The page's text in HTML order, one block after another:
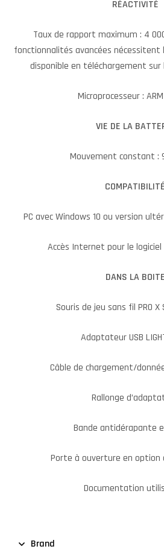
RÉACTIVITÉ
Taux de rapport maximum : 4
fonctionnalités avancées nécessitent
disponible en téléchargement
Microprocesseur :
VIE DE LA
Mouvement constant :
COMPATIBILITÉ
PC avec Windows 10 ou version
Accès Internet pour le logiciel
DANS LA BOITE
Souris de jeu sans fil PRO X
Adaptateur USB
Câble de chargement/
Rallonge
Bande antidérapante
Porte à ouverture en option
Documentation
Brand